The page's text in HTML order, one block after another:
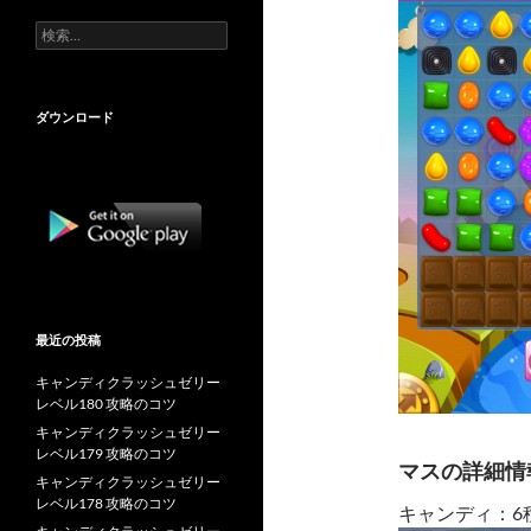
マスの詳細情
キャンディ：6
検
索:
ダウンロード
最近の投稿
キャンディクラッシュゼリー
レベル180 攻略のコツ
キャンディクラッシュゼリー
レベル179 攻略のコツ
キャンディクラッシュゼリー
レベル178 攻略のコツ